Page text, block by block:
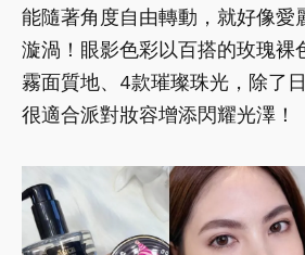
能隨著角度自由轉動，就好像愛
漩渦！眼影色彩以百搭的玫瑰裸
霧面質地、4款璀璨珠光，除了
很適合派對妝容增添閃耀光澤！